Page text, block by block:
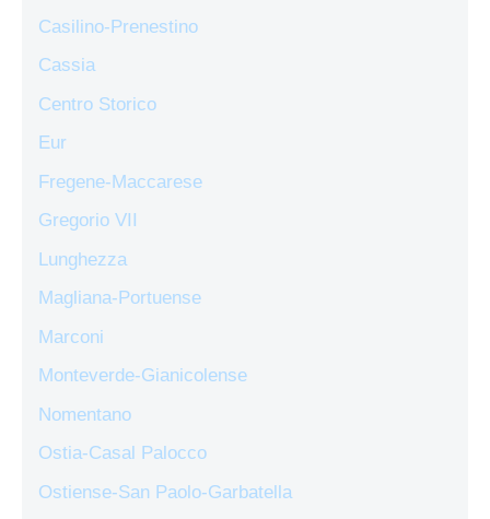
Casilino-Prenestino
Cassia
Centro Storico
Eur
Fregene-Maccarese
Gregorio VII
Lunghezza
Magliana-Portuense
Marconi
Monteverde-Gianicolense
Nomentano
Ostia-Casal Palocco
Ostiense-San Paolo-Garbatella